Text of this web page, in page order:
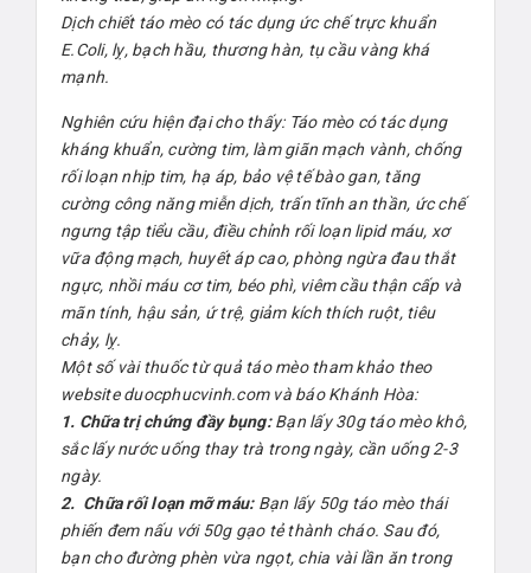
Dịch chiết táo mèo có tác dụng ức chế trực khuẩn
E.Coli, lỵ, bạch hầu, thương hàn, tụ cầu vàng khá
mạnh.
Nghiên cứu hiện đại cho thấy: Táo mèo có tác dụng
kháng khuẩn, cường tim, làm giãn mạch vành, chống
rối loạn nhịp tim, hạ áp, bảo vệ tế bào gan, tăng
cường công năng miễn dịch, trấn tĩnh an thần, ức chế
ngưng tập tiểu cầu, điều chỉnh rối loạn lipid máu, xơ
vữa động mạch, huyết áp cao, phòng ngừa đau thắt
ngực, nhồi máu cơ tim, béo phì, viêm cầu thận cấp và
mãn tính, hậu sản, ứ trệ, giảm kích thích ruột, tiêu
chảy, lỵ.
Một số vài thuốc từ quả táo mèo tham khảo theo
website duocphucvinh.com và báo Khánh Hòa:
1. Chữa trị chứng đầy bụng:Bạn lấy 30g táo mèo khô,
sắc lấy nước uống thay trà trong ngày, cần uống 2-3
ngày.
2. Chữa rối loạn mỡ máu:Bạn lấy 50g táo mèo thái
phiến đem nấu với 50g gạo tẻ thành cháo. Sau đó,
bạn cho đường phèn vừa ngọt, chia vài lần ăn trong